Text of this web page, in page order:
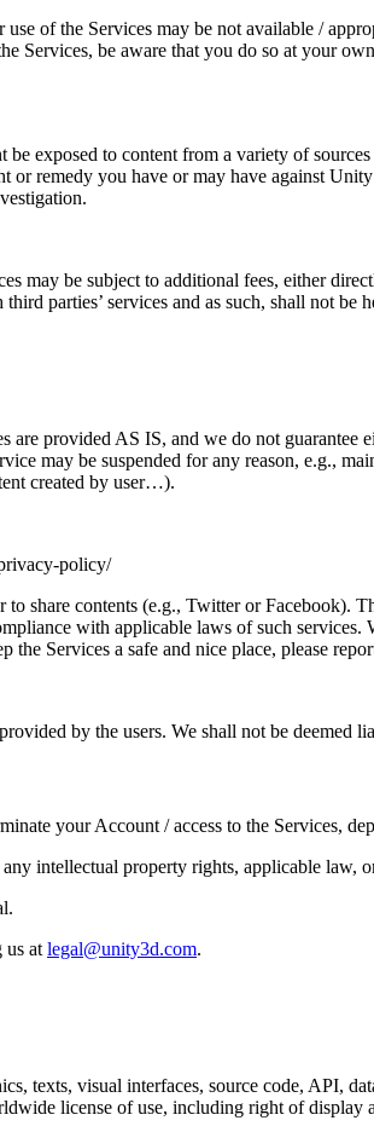
of the Services may be not available /
Services, be aware that you do so at your
exposed to content from a variety of
remedy you have or may have against
may be subject to additional fees, either
parties’ services and as such, shall not be
provided AS IS, and we do not
may be suspended for any reason, e.g.,
created by user…).
policy/
share contents (e.g., Twitter or Facebook).
with applicable laws of such
Services a safe and nice place, please
by the users. We shall not be deemed
your Account / access to the Services,
intellectual property rights, applicable law,
us at legal@unity3d.com.
texts, visual interfaces, source code, API,
license of use, including right of